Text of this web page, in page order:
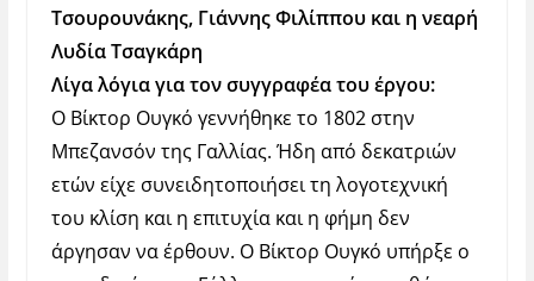
Τσουρουνάκης, Γιάννης Φιλίππου και η νεαρή
Λυδία Τσαγκάρη
Λίγα λόγια για τον συγγραφέα του έργου:
Ο Βίκτορ Ουγκό γεννήθηκε το 1802 στην
Μπεζανσόν της Γαλλίας. Ήδη από δεκατριών
ετών είχε συνειδητοποιήσει τη λογοτεχνική
του κλίση και η επιτυχία και η φήμη δεν
άργησαν να έρθουν. Ο Βίκτορ Ουγκό υπήρξε ο